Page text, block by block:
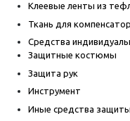
Клеевые ленты из
Ткань для
Средства
Защитные костюмы
Защита рук
Инструмент
Иные средства защиты